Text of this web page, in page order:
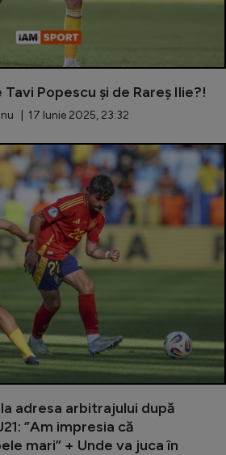
Popescu și de Rareș Ilie?!
| 17 Iunie 2025, 23:32
adresa arbitrajului după
”Am impresia că
mari” + Unde va juca în